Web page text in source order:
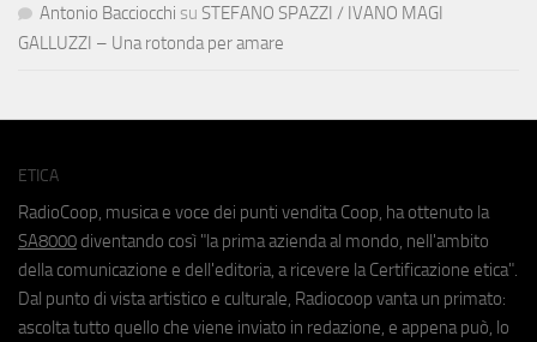
Antonio Bacciocchi su STEFANO SPAZZI / IVANO MAGI
GALLUZZI – Una rotonda per amare
ETICA
RadioCoop, musica e voce dei punti vendita Coop, ha ottenuto la
SA8000 diventando così "la prima azienda al mondo, nell'ambito
della comunicazione e dell'editoria, a ricevere la Certificazione etica".
Dal punto di vista artistico e culturale, Radiocoop vanta un primato:
ascolta tutto quello che viene inviato in redazione, e appena può, lo